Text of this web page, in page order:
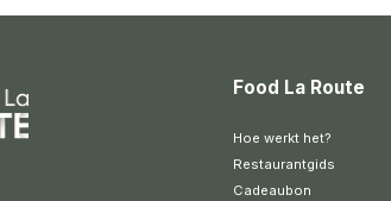
Food La Route
Hoe werkt het?
Restaurantgids
Cadeaubon